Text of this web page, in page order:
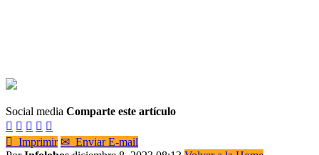
Social media Comparte este artículo
    
 Imprimir ✉ Enviar E-mail